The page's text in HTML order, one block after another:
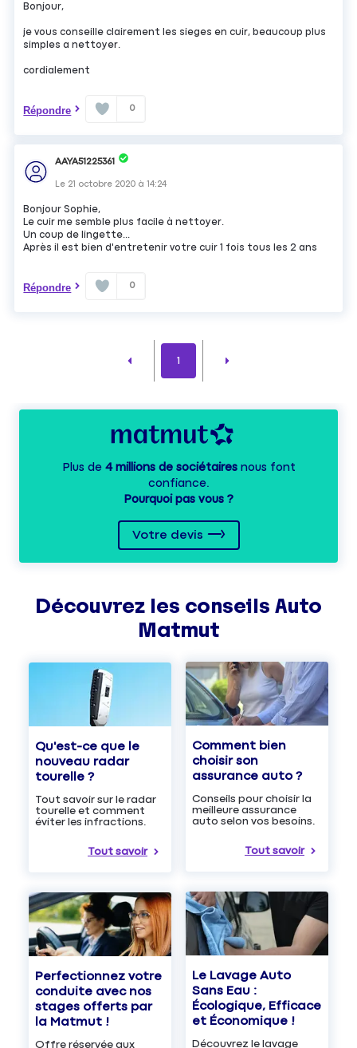
Bonjour,
je vous conseille clairement les sieges en cuir, beaucoup plus
simples a nettoyer.
cordialement
Répondre 0
AAYA51225361
Le 21 octobre 2020 à14:24
Bonjour Sophie,
Le cuir me semble plus facile à nettoyer.
Un coup de lingette...
Après il est bien d'entretenir votre cuir 1 fois tous les 2 ans
Répondre 0
1
Plus de 4 millions de sociétairesnous font
confiance.
Pourquoi pas vous ?
Votre devis
Découvrez les conseils Auto
Matmut
Qu'est-ce que le
nouveau radar
tourelle ?
Tout savoir sur le radar
tourelle et comment
éviter les infractions.
Tout savoir
Comment bien
choisir son
assurance auto ?
Conseils pour choisir la
meilleure assurance
auto selon vos besoins.
Tout savoir
Perfectionnez votre
conduite avec nos
stages offerts par
la Matmut !
Offre réservée aux
Le Lavage Auto
Sans Eau :
Écologique, Efficace
et Économique !
Découvrez le lavage